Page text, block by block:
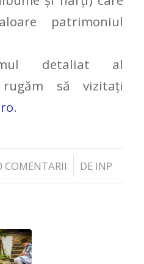
patrimoniul
detaliat al
să vizitați
.
COMENTARII
/ DE INP